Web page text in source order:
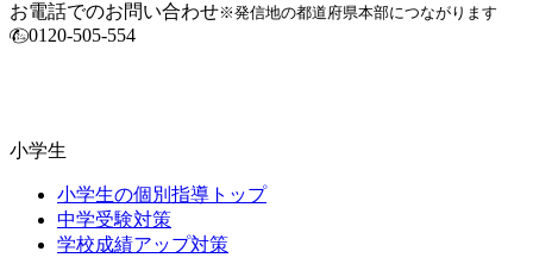
お電話でのお問い合わせ※発信地の都道府県本部につながります
0120-505-554
小学生
小学生の個別指導トップ
中学受験対策
学校成績アップ対策